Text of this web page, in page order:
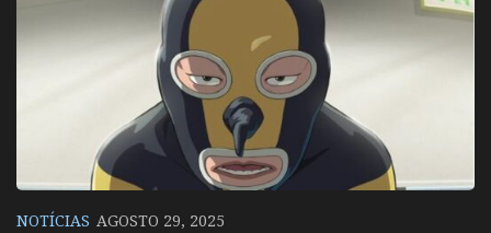
NOTÍCIAS AGOSTO 29, 2025